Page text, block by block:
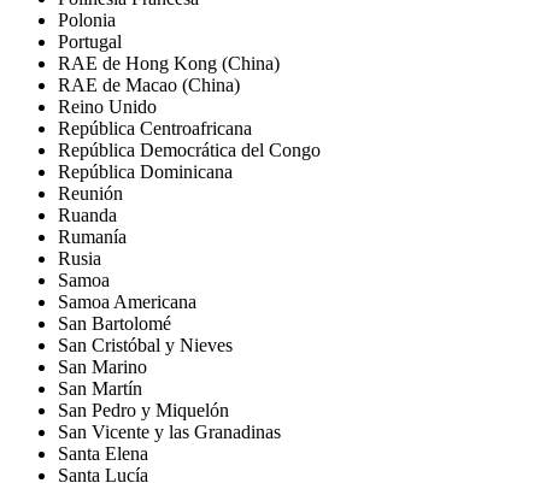
Polonia
Portugal
RAE de Hong Kong (China)
RAE de Macao (China)
Reino Unido
República Centroafricana
República Democrática del Congo
República Dominicana
Reunión
Ruanda
Rumanía
Rusia
Samoa
Samoa Americana
San Bartolomé
San Cristóbal y Nieves
San Marino
San Martín
San Pedro y Miquelón
San Vicente y las Granadinas
Santa Elena
Santa Lucía